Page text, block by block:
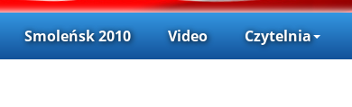
Smoleńsk 2010 Video Czytelnia